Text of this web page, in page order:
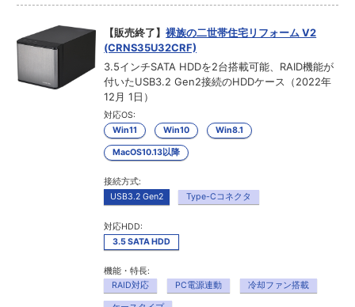
【販売終了】裸族の二世帯住宅リフォーム V2
(CRNS35U32CRF)
3.5インチSATA HDDを2台搭載可能、RAID機能が
付いたUSB3.2 Gen2接続のHDDケース（2022年
12月 1日）
対応OS:
Win11
Win10 Win8.1
MacOS10.13以降
接続方式:
USB3.2 Gen2
Type-Cコネクタ
対応HDD:
3.5 SATA HDD
機能・特長:
RAID対応
PC電源連動 冷却ファン搭載